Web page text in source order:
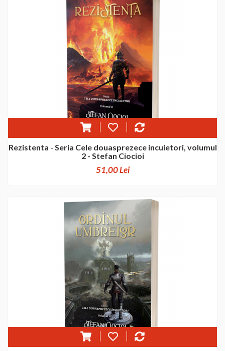
Rezistenta - Seria Cele douasprezece incuietori, volumul
2 - Stefan Ciocioi
51,00 Lei